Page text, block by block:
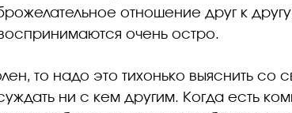
отношение друг к
очень остро.
то надо это тихонько выяснить со
ни с кем другим. Когда есть